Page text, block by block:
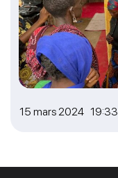
15 mars 2024 19:33